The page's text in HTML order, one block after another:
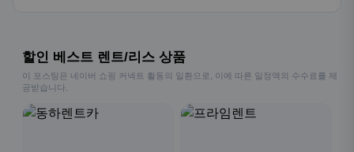
할인 베스트 렌트/리스 상품
이 포스팅은 네이버 쇼핑 커넥트 활동의 일환으로, 이에 따른 일정액의 수수료를 제
공받습니다.